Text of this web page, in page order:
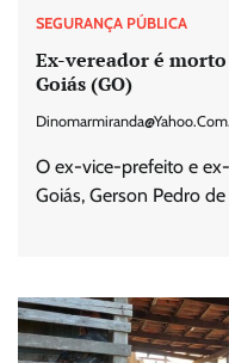
SEGURANÇA PÚBLICA
Ex-vereador é
Goiás (GO)
O ex-vice-prefeito e
Goiás, Gerson Pedro